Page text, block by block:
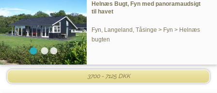
Helnæs Bugt, Fyn med panoramaudsigt
til havet
Fyn, Langeland, Tåsinge > Fyn > Helnæs
bugten
3700 - 7125 DKK